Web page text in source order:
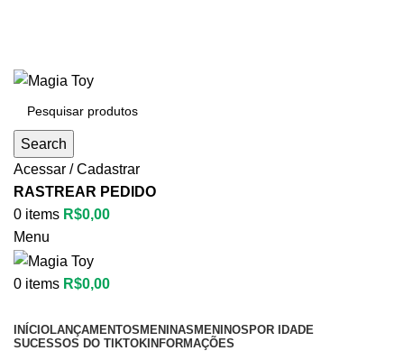
Search
Acessar / Cadastrar
RASTREAR PEDIDO
0 items R$0,00
Menu
0 items R$0,00
INÍCIOLANÇAMENTOSMENINASMENINOSPOR IDADE
SUCESSOS DO TIKTOKINFORMAÇÕES